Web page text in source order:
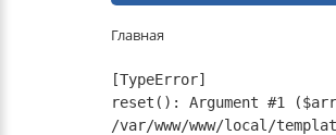
Главная
[TypeError]
reset(): Argument #1
/var/www/www/local/